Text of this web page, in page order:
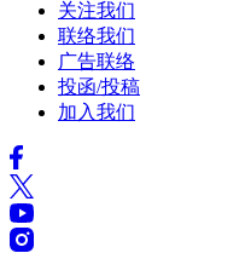
关注我们
联络我们
广告联络
投函/投稿
加入我们